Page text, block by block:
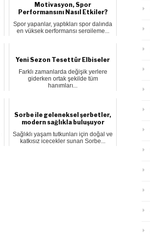
Motivasyon, Spor
Performansını Nasıl Etkiler?
Spor yapanlar, yaptıkları spor dalında
en yüksek performansı sergileme...
Yeni Sezon Tesettür Elbiseler
Farklı zamanlarda değişik yerlere
giderken ortak şekilde tüm
hanımları...
Sorbe ile geleneksel şerbetler,
modern sağlıkla buluşuyor
Sağlıklı yaşam tutkunları için doğal ve
katkısız içecekler sunan Sorbe...